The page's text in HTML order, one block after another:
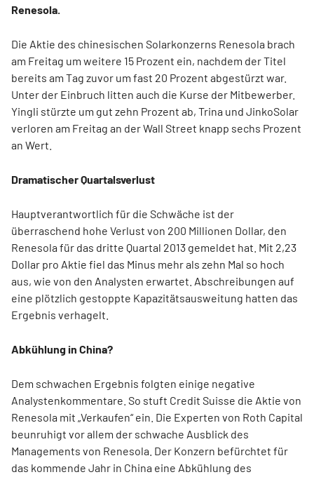
Renesola.
Die Aktie des chinesischen Solarkonzerns Renesola brach
am Freitag um weitere 15 Prozent ein, nachdem der Titel
bereits am Tag zuvor um fast 20 Prozent abgestürzt war.
Unter der Einbruch litten auch die Kurse der Mitbewerber.
Yingli stürzte um gut zehn Prozent ab, Trina und JinkoSolar
verloren am Freitag an der Wall Street knapp sechs Prozent
an Wert.
Dramatischer Quartalsverlust
Hauptverantwortlich für die Schwäche ist der
überraschend hohe Verlust von 200 Millionen Dollar, den
Renesola für das dritte Quartal 2013 gemeldet hat. Mit 2,23
Dollar pro Aktie fiel das Minus mehr als zehn Mal so hoch
aus, wie von den Analysten erwartet. Abschreibungen auf
eine plötzlich gestoppte Kapazitätsausweitung hatten das
Ergebnis verhagelt.
Abkühlung in China?
Dem schwachen Ergebnis folgten einige negative
Analystenkommentare. So stuft Credit Suisse die Aktie von
Renesola mit „Verkaufen“ ein. Die Experten von Roth Capital
beunruhigt vor allem der schwache Ausblick des
Managements von Renesola. Der Konzern befürchtet für
das kommende Jahr in China eine Abkühlung des